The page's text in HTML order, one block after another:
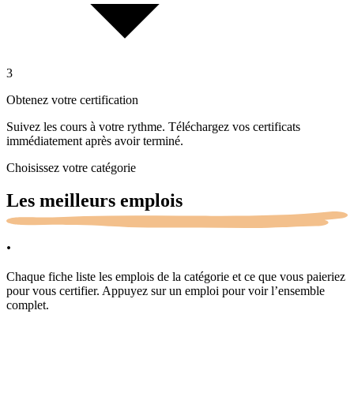
3
Obtenez votre certification
Suivez les cours à votre rythme. Téléchargez vos certificats
immédiatement après avoir terminé.
Choisissez votre catégorie
Les meilleurs emplois
.
Chaque fiche liste les emplois de la catégorie et ce que vous paieriez
pour vous certifier. Appuyez sur un emploi pour voir l’ensemble
complet.